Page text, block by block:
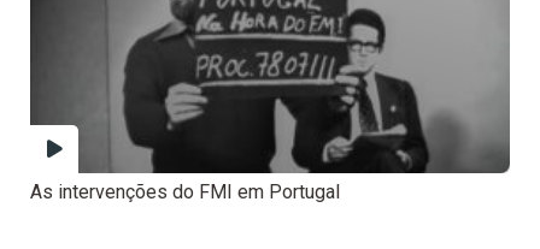
As intervenções do FMI em Portugal